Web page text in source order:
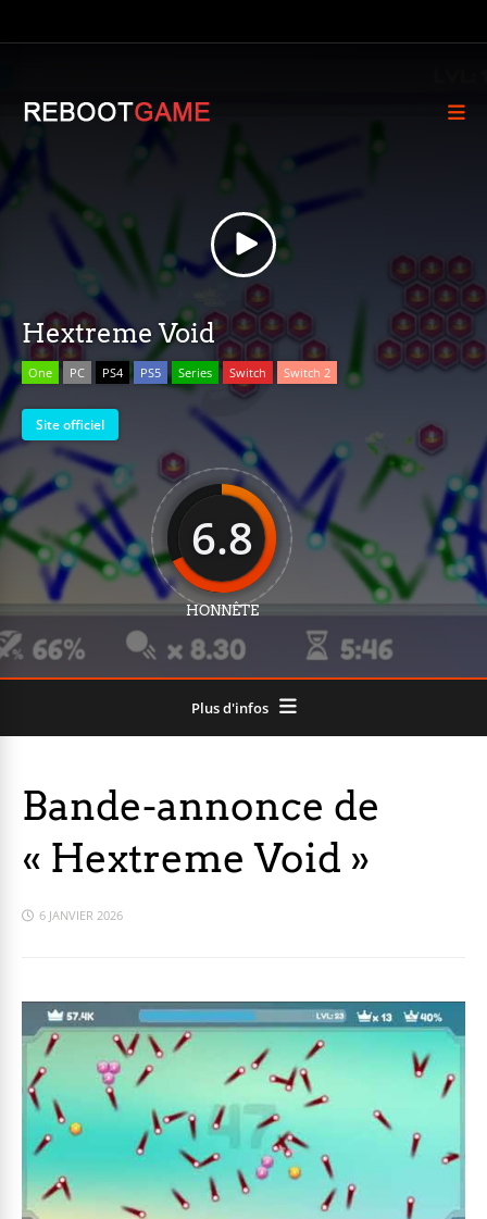
Hextreme Void
One PC PS4 PS5 Series Switch Switch 2
Site officiel
6.8
HONNÊTE
Plus d'infos
Bande-annonce de
« Hextreme Void »
6 JANVIER 2026